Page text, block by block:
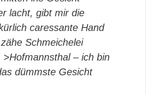
lacht, gibt mir die
caressante Hand
Schmeichelei
– ich bin
dümmste Gesicht